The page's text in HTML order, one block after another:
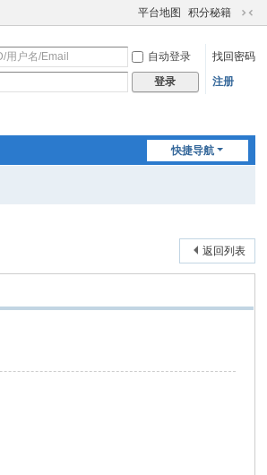
平台地图 积分秘籍
切
到
自动登录
找回密码
登录 注册
快捷导航
返回列表